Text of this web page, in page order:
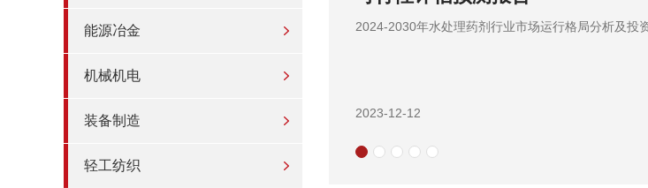
能源冶金
机械机电
装备制造
轻工纺织
2024-2030年全球及中国生活垃圾处理市场监测调查
2023-12-04